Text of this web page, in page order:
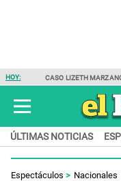
HOY: CASO LIZETH
ÚLTIMAS NOTICIAS
Espectáculos Nacionales